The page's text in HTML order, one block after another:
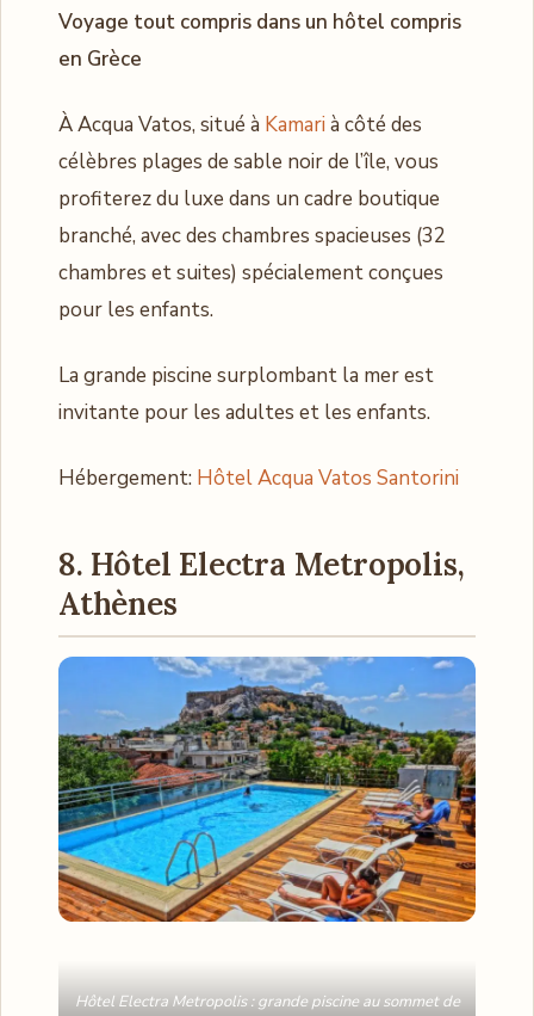
Voyage tout compris dans un hôtel compris
en Grèce
À Acqua Vatos, situé à Kamari à côté des
célèbres plages de sable noir de l’île, vous
profiterez du luxe dans un cadre boutique
branché, avec des chambres spacieuses (32
chambres et suites) spécialement conçues
pour les enfants.
La grande piscine surplombant la mer est
invitante pour les adultes et les enfants.
Hébergement: Hôtel Acqua Vatos Santorini
8. Hôtel Electra Metropolis,
Athènes
Hôtel Electra Metropolis : grande piscine au sommet de